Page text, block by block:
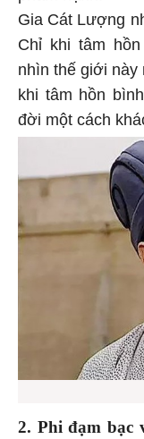
Gia Cát Lượng
Chỉ khi tâm
nhìn thế giới này
khi tâm hồn
đời một cách
2. Phi đạm bạc